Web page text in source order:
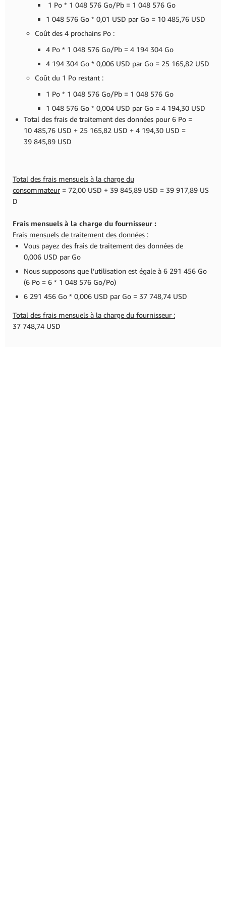
1 Po * 1 048 576 Go/Pb = 1 048 576 Go
1 048 576 Go * 0,01 USD par Go = 10 485,76 USD
Coût des 4 prochains Po :
4 Po * 1 048 576 Go/Pb = 4 194 304 Go
4 194 304 Go * 0,006 USD par Go = 25 165,82 USD
Coût du 1 Po restant :
1 Po * 1 048 576 Go/Pb = 1 048 576 Go
1 048 576 Go * 0,004 USD par Go = 4 194,30 USD
Total des frais de traitement des données pour 6 Po =
10 485,76 USD + 25 165,82 USD + 4 194,30 USD =
39 845,89 USD
Total des frais mensuels à la charge du
consommateur = 72,00 USD + 39 845,89 USD = 39 917,89 US
D
Frais mensuels à la charge du fournisseur :
Frais mensuels de traitement des données :
Vous payez des frais de traitement des données de
0,006 USD par Go
Nous supposons que l’utilisation est égale à 6 291 456 Go
(6 Po = 6 * 1 048 576 Go/Po)
6 291 456 Go * 0,006 USD par Go = 37 748,74 USD
Total des frais mensuels à la charge du fournisseur :
37 748,74 USD